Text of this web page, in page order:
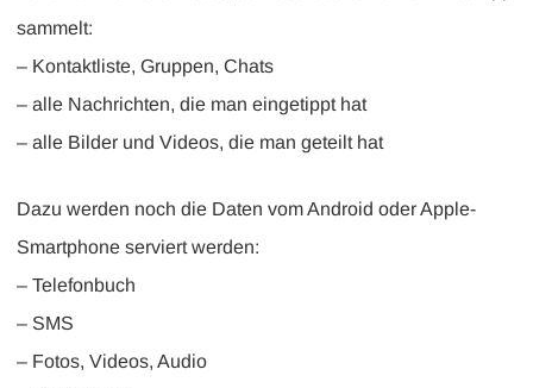
sammelt:
– Kontaktliste, Gruppen, Chats
– alle Nachrichten, die man eingetippt hat
– alle Bilder und Videos, die man geteilt hat
Dazu werden noch die Daten vom Android oder Apple-
Smartphone serviert werden:
– Telefonbuch
– SMS
– Fotos, Videos, Audio